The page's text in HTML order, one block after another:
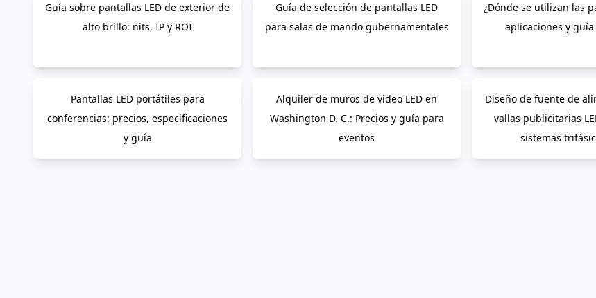
Guía sobre pantallas LED de exterior de
alto brillo: nits, IP y ROI
Guía de selección de pantallas LED
para salas de mando gubernamentales
¿Dónde se utilizan las
aplicaciones y
Pantallas LED portátiles para
conferencias: precios, especificaciones
y guía
Alquiler de muros de video LED en
Washington D. C.: Precios y guía para
eventos
Diseño de fuente de
vallas publicitarias
sistemas